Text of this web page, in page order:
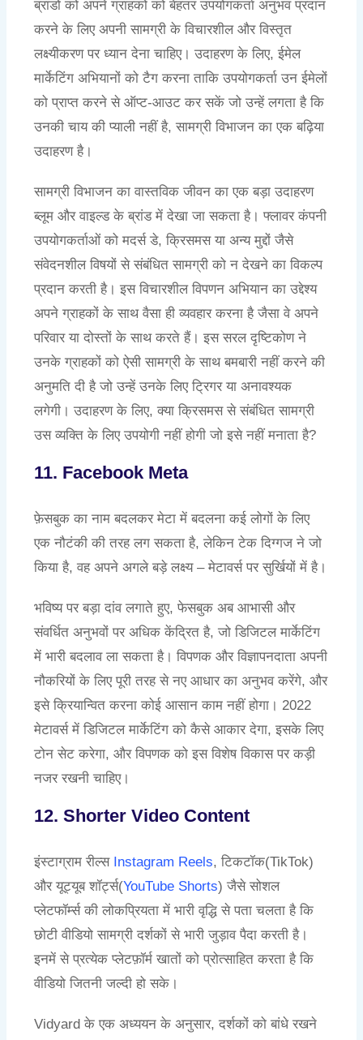
ब्रांडों को अपने ग्राहकों को बेहतर उपयोगकर्ता अनुभव प्रदान
करने के लिए अपनी सामग्री के विचारशील और विस्तृत
लक्ष्यीकरण पर ध्यान देना चाहिए। उदाहरण के लिए, ईमेल
मार्केटिंग अभियानों को टैग करना ताकि उपयोगकर्ता उन ईमेलों
को प्राप्त करने से ऑप्ट-आउट कर सकें जो उन्हें लगता है कि
उनकी चाय की प्याली नहीं है, सामग्री विभाजन का एक बढ़िया
उदाहरण है।
सामग्री विभाजन का वास्तविक जीवन का एक बड़ा उदाहरण
ब्लूम और वाइल्ड के ब्रांड में देखा जा सकता है। फ्लावर कंपनी
उपयोगकर्ताओं को मदर्स डे, क्रिसमस या अन्य मुद्दों जैसे
संवेदनशील विषयों से संबंधित सामग्री को न देखने का विकल्प
प्रदान करती है। इस विचारशील विपणन अभियान का उद्देश्य
अपने ग्राहकों के साथ वैसा ही व्यवहार करना है जैसा वे अपने
परिवार या दोस्तों के साथ करते हैं। इस सरल दृष्टिकोण ने
उनके ग्राहकों को ऐसी सामग्री के साथ बमबारी नहीं करने की
अनुमति दी है जो उन्हें उनके लिए ट्रिगर या अनावश्यक
लगेगी। उदाहरण के लिए, क्या क्रिसमस से संबंधित सामग्री
उस व्यक्ति के लिए उपयोगी नहीं होगी जो इसे नहीं मनाता है?
11. Facebook Meta
फ़ेसबुक का नाम बदलकर मेटा में बदलना कई लोगों के लिए
एक नौटंकी की तरह लग सकता है, लेकिन टेक दिग्गज ने जो
किया है, वह अपने अगले बड़े लक्ष्य – मेटावर्स पर सुर्खियों में है।
भविष्य पर बड़ा दांव लगाते हुए, फेसबुक अब आभासी और
संवर्धित अनुभवों पर अधिक केंद्रित है, जो डिजिटल मार्केटिंग
में भारी बदलाव ला सकता है। विपणक और विज्ञापनदाता अपनी
नौकरियों के लिए पूरी तरह से नए आधार का अनुभव करेंगे, और
इसे क्रियान्वित करना कोई आसान काम नहीं होगा। 2022
मेटावर्स में डिजिटल मार्केटिंग को कैसे आकार देगा, इसके लिए
टोन सेट करेगा, और विपणक को इस विशेष विकास पर कड़ी
नजर रखनी चाहिए।
12. Shorter Video Content
इंस्टाग्राम रील्स Instagram Reels, टिकटॉक(TikTok)
और यूट्यूब शॉर्ट्स(YouTube Shorts) जैसे सोशल
प्लेटफॉर्म्स की लोकप्रियता में भारी वृद्धि से पता चलता है कि
छोटी वीडियो सामग्री दर्शकों से भारी जुड़ाव पैदा करती है।
इनमें से प्रत्येक प्लेटफ़ॉर्म खातों को प्रोत्साहित करता है कि
वीडियो जितनी जल्दी हो सके।
Vidyard के एक अध्ययन के अनुसार, दर्शकों को बांधे रखने